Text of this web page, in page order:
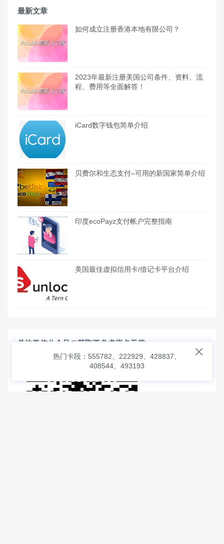
最新文章
如何成立注册香港本地有限公司？
2023年最新注册美国公司条件、资料、流
程、费用等全面解答！
iCard数字钱包简单介绍
贝费尔和生态支付–可用的新国家简单介绍
印度ecoPayz支付帐户完整指南
美国最佳虚拟信用卡/借记卡平台介绍
关注微信公众号@获取更多虚拟卡干货

热门卡段：555782、222929、428837、
408544、493193